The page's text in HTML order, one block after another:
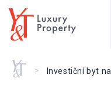
Home
> Investiční byt